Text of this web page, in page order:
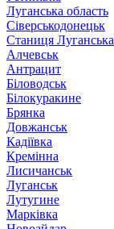
Луганська область
Сіверськодонецьк
Станиця Луганська
Алчевськ
Антрацит
Біловодськ
Білокуракине
Брянка
Довжанськ
Кадіївка
Кремінна
Лисичанськ
Луганськ
Лутугине
Марківка